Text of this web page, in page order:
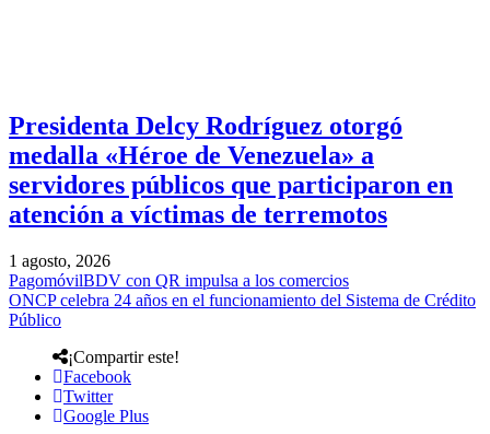
Presidenta Delcy Rodríguez otorgó
medalla «Héroe de Venezuela» a
servidores públicos que participaron en
atención a víctimas de terremotos
1 agosto, 2026
PagomóvilBDV con QR impulsa a los comercios
ONCP celebra 24 años en el funcionamiento del Sistema de Crédito
Público
¡Compartir este!
Facebook
Twitter
Google Plus